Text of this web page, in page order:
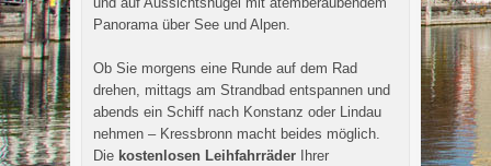
Panorama über See und Alpen.
Ob Sie morgens eine Runde auf dem Rad
drehen, mittags am Strandbad entspannen und
abends ein Schiff nach Konstanz oder Lindau
nehmen – Kressbronn macht beides möglich.
Die kostenlosen Leihfahrräder Ihrer